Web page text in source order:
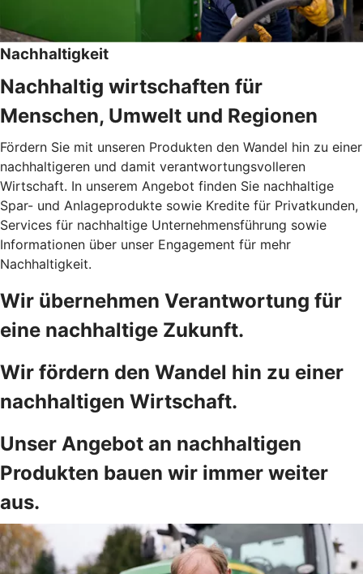
Nachhaltigkeit
Nachhaltig wirtschaften für
Menschen, Umwelt und Regionen
Fördern Sie mit unseren Produkten den Wandel hin zu einer
nachhaltigeren und damit verantwortungsvolleren
Wirtschaft. In unserem Angebot finden Sie nachhaltige
Spar- und Anlageprodukte sowie Kredite für Privatkunden,
Services für nachhaltige Unternehmensführung sowie
Informationen über unser Engagement für mehr
Nachhaltigkeit.
Wir übernehmen Verantwortung für
eine nachhaltige Zukunft.
Wir fördern den Wandel hin zu einer
nachhaltigen Wirtschaft.
Unser Angebot an nachhaltigen
Produkten bauen wir immer weiter
aus.